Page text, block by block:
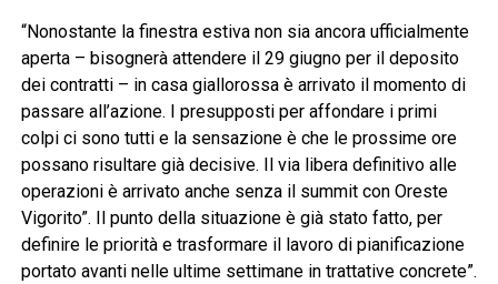
“Nonostante la finestra estiva non sia ancora ufficialmente
aperta – bisognerà attendere il 29 giugno per il deposito
dei contratti – in casa giallorossa è arrivato il momento di
passare all’azione. I presupposti per affondare i primi
colpi ci sono tutti e la sensazione è che le prossime ore
possano risultare già decisive. Il via libera definitivo alle
operazioni è arrivato anche senza il summit con Oreste
Vigorito”. Il punto della situazione è già stato fatto, per
definire le priorità e trasformare il lavoro di pianificazione
portato avanti nelle ultime settimane in trattative concrete”.